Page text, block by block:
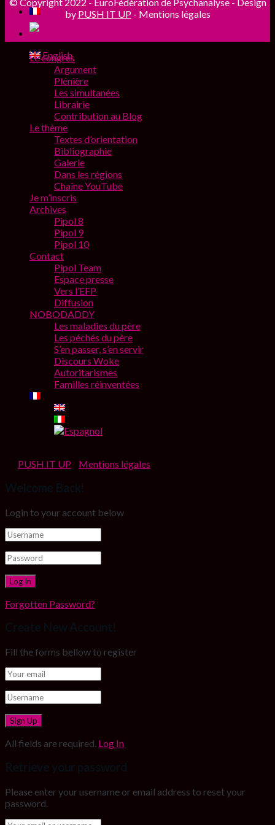
Français
English
© Copyright 2022 - EuroFédération de Psychanalyse - Design
by PUSH IT UP- Mentions légales
Le congrès
Argument
Plénière
Les simultanées
Librairie
Contribution au Blog
Le thème
Textes d’orientation
Bibliographie
Galerie
Dans les régions
Chaîne YouTube
Je m’inscris
Archives
Pipol 8
Pipol 9
Pipol 10
Contact
Pipol Team
Espace presse
Vers l’EFP
Diffusion
NOBODADDY
Les maladies du père
Les péchés du père
S’en passer, s’en servir
Discours Woke
Autoritarismes
Familles réinventées
PUSH IT UP Mentions légales
Login to your account below
Forgotten Password?
Fill the forms bellow to register
All fields are required. Log In
Please enter your username or email address to reset your
password.